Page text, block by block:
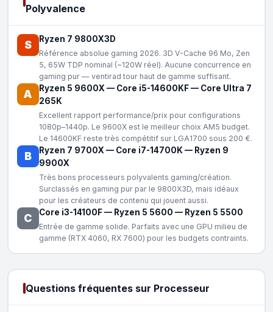
Polyvalence
S Ryzen 7 9800X3D
Référence absolue gaming 2026. 3D V-Cache 96 Mo, Zen
5, 65W TDP nominal (~120W réel). Aucune concurrence en
gaming pur — ventirad tour haut de gamme suffisant.
A Ryzen 5 9600X — Core i5-14600KF— Core Ultra 7
265K
Excellent rapport performance/prix pour configurations
1080p–1440p. Le 9600X est le meilleur choix AM5 budget.
Le 14600KF reste très compétitif sur LGA1700 sous 200 €.
B Ryzen 7 9700X — Core i7-14700K — Ryzen 9
9900X
Très bons processeurs polyvalents gaming/création.
Surclassés en gaming pur par le 9800X3D, mais idéaux
pour les créateurs de contenu qui jouent aussi.
C Core i3-14100F— Ryzen 5 5600 — Ryzen 5 5500
Entrée de gamme solide. Parfaits avec une GPU milieu de
gamme (RTX 4060, RX 7600) pour les budgets contraints.
Questions fréquentes sur Processeur